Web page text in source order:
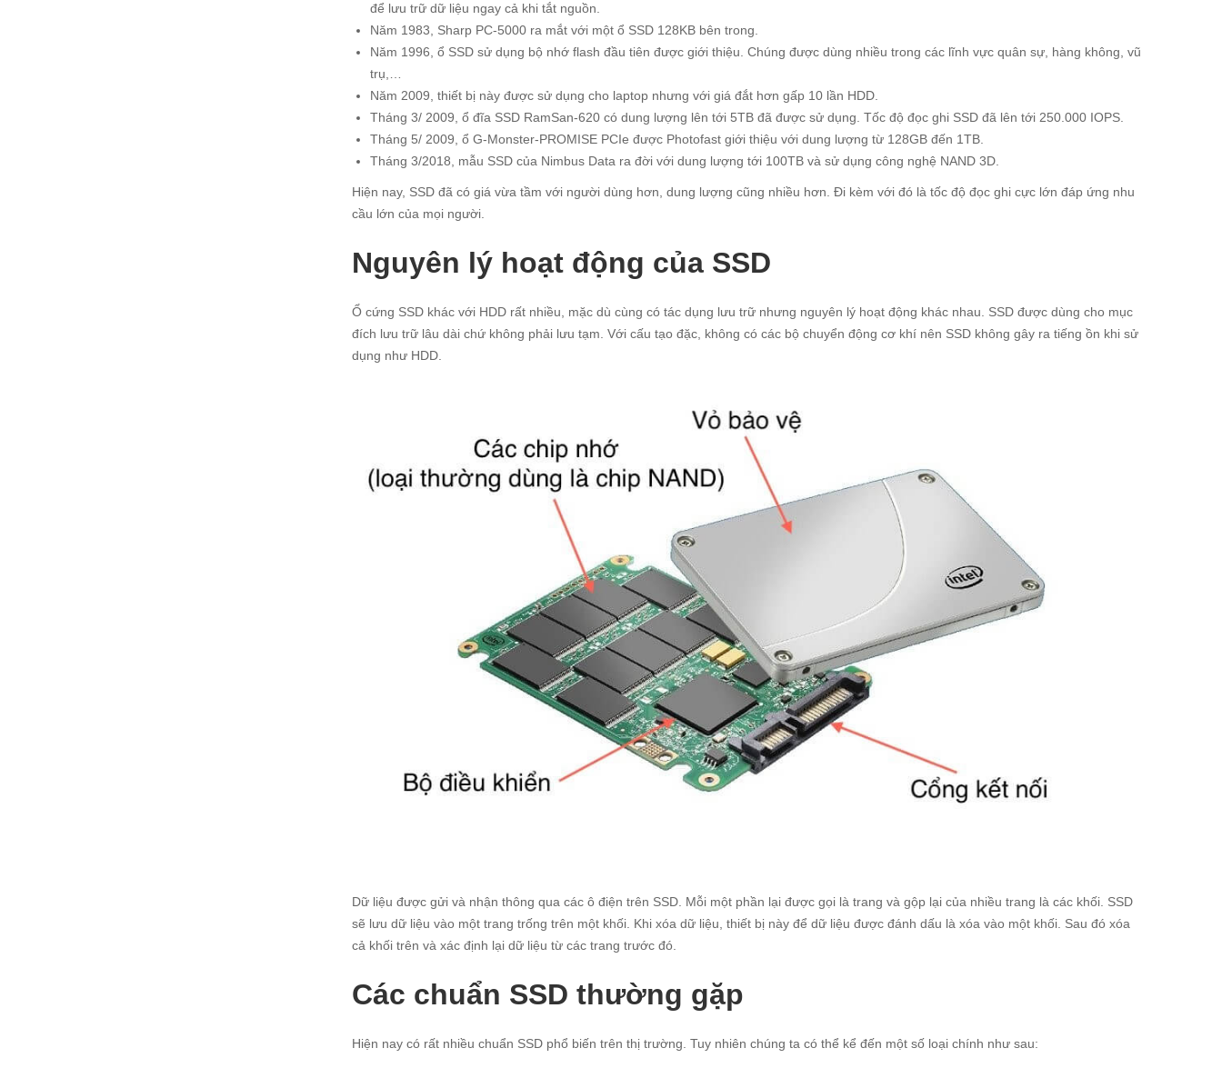
để lưu trữ dữ liệu ngay cả khi tắt nguồn.
Năm 1983, Sharp PC-5000 ra mắt với một ổ SSD 128KB bên trong.
Năm 1996, ổ SSD sử dụng bộ nhớ flash đầu tiên được giới thiệu. Chúng được dùng nhiều trong các lĩnh vực quân sự, hàng không, vũ
trụ,…
Năm 2009, thiết bị này được sử dụng cho laptop nhưng với giá đắt hơn gấp 10 lần HDD.
Tháng 3/ 2009, ổ đĩa SSD RamSan-620 có dung lượng lên tới 5TB đã được sử dụng. Tốc độ đọc ghi SSD đã lên tới 250.000 IOPS.
Tháng 5/ 2009, ổ G-Monster-PROMISE PCIe được Photofast giới thiệu với dung lượng từ 128GB đến 1TB.
Tháng 3/2018, mẫu SSD của Nimbus Data ra đời với dung lượng tới 100TB và sử dụng công nghệ NAND 3D.
Hiện nay, SSD đã có giá vừa tầm với người dùng hơn, dung lượng cũng nhiều hơn. Đi kèm với đó là tốc độ đọc ghi cực lớn đáp ứng nhu
cầu lớn của mọi người.
Nguyên lý hoạt động của SSD
Ổ cứng SSD khác với HDD rất nhiều, mặc dù cùng có tác dụng lưu trữ nhưng nguyên lý hoạt động khác nhau. SSD được dùng cho mục
đích lưu trữ lâu dài chứ không phải lưu tạm. Với cấu tạo đặc, không có các bộ chuyển động cơ khí nên SSD không gây ra tiếng ồn khi sử
dụng như HDD.
Dữ liệu được gửi và nhận thông qua các ô điện trên SSD. Mỗi một phần lại được gọi là trang và gộp lại của nhiều trang là các khối. SSD
sẽ lưu dữ liệu vào một trang trống trên một khối. Khi xóa dữ liệu, thiết bị này để dữ liệu được đánh dấu là xóa vào một khối. Sau đó xóa
cả khối trên và xác định lại dữ liệu từ các trang trước đó.
Các chuẩn SSD thường gặp
Hiện nay có rất nhiều chuẩn SSD phổ biến trên thị trường. Tuy nhiên chúng ta có thể kể đến một số loại chính như sau: